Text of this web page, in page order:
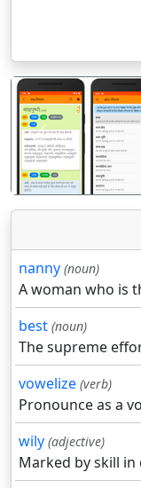
पिछला
nanny (noun)
A woman who is
best (noun)
The supreme
vowelize (verb)
Pronounce as a
wily (adjective)
Marked by skill in